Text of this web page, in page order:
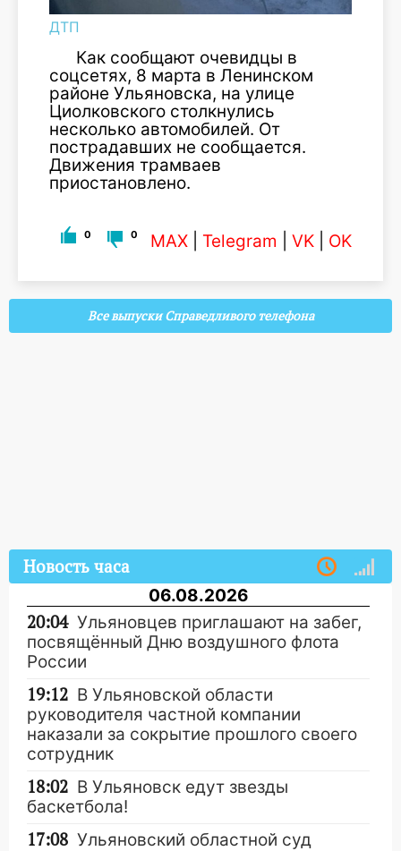
ДТП
Как сообщают очевидцы в
соцсетях, 8 марта в Ленинском
районе Ульяновска, на улице
Циолковского столкнулись
несколько автомобилей. От
пострадавших не сообщается.
Движения трамваев
приостановлено.
0 0 MAX Telegram VK OK
Все выпуски Справедливого телефона
Новость часа
06.08.2026
20:04 Ульяновцев приглашают на забег,
посвящённый Дню воздушного флота
России
19:12 В Ульяновской области
руководителя частной компании
наказали за сокрытие прошлого своего
сотрудник
18:02 В Ульяновск едут звезды
баскетбола!
17:08 Ульяновский областной суд